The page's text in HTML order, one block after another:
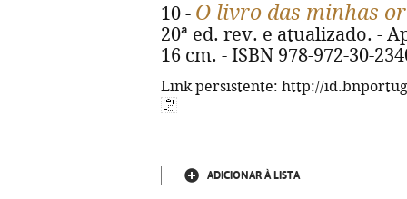
10 - O livro das minhas
20ª ed. rev. e atualizado. -
16 cm. - ISBN 978-972-30-
Link persistente: http://
ADICIONAR À LISTA